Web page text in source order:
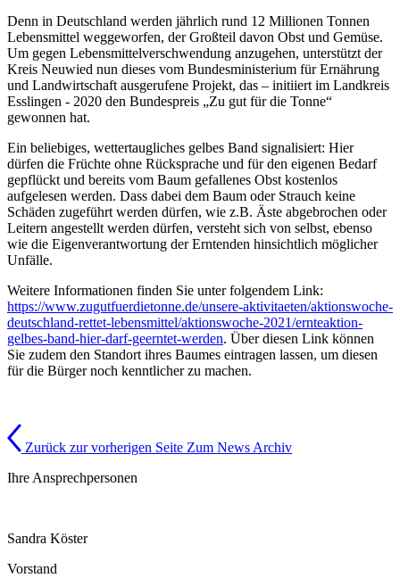
Denn in Deutschland werden jährlich rund 12 Millionen Tonnen
Lebensmittel weggeworfen, der Großteil davon Obst und Gemüse.
Um gegen Lebensmittelverschwendung anzugehen, unterstützt der
Kreis Neuwied nun dieses vom Bundesministerium für Ernährung
und Landwirtschaft ausgerufene Projekt, das – initiiert im Landkreis
Esslingen - 2020 den Bundespreis „Zu gut für die Tonne“
gewonnen hat.
Ein beliebiges, wettertaugliches gelbes Band signalisiert: Hier
dürfen die Früchte ohne Rücksprache und für den eigenen Bedarf
gepflückt und bereits vom Baum gefallenes Obst kostenlos
aufgelesen werden. Dass dabei dem Baum oder Strauch keine
Schäden zugeführt werden dürfen, wie z.B. Äste abgebrochen oder
Leitern angestellt werden dürfen, versteht sich von selbst, ebenso
wie die Eigenverantwortung der Erntenden hinsichtlich möglicher
Unfälle.
Weitere Informationen finden Sie unter folgendem Link:
https://www.zugutfuerdietonne.de/unsere-aktivitaeten/aktionswoche-
deutschland-rettet-lebensmittel/aktionswoche-2021/ernteaktion-
gelbes-band-hier-darf-geerntet-werden. Über diesen Link können
Sie zudem den Standort ihres Baumes eintragen lassen, um diesen
für die Bürger noch kenntlicher zu machen.
Zurück zur vorherigen Seite Zum News Archiv
Ihre Ansprechpersonen
Sandra Köster
Vorstand